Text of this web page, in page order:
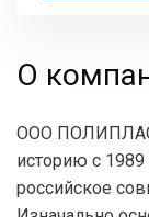
О
ООО
историю с 1989
российское